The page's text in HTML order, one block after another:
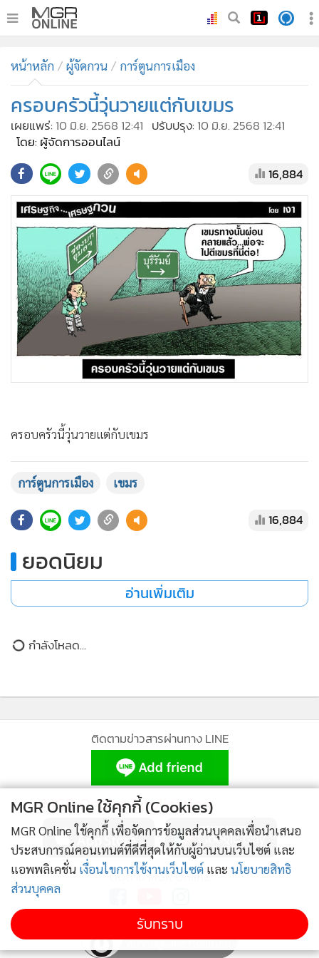
ทันเหตุการณ์
• ภาคใต้
• ภูมิภาค
Online Section
• บันเทิง
• ผู้จัดการรายวัน
คอลัมนิสต์
ละคร
CbizReview
Cyber BIZ
ผู้จัดกวน
Good health & Well-being
Green Innovation & SD
Management & HR
• MGR Live
• การเมือง
กีฬา
ต่างประเทศ
• Special Scoop
จีน
• ชุมชน-คุณภาพชีวิต
• อาชญากรรม
• เกม
• SMEs
• หุ้น
• Celeb Online
• Factcheck
• ญี่ปุ่น
• News1
• Gotomanager
หน้าหลัก ผู้จัดกวน การ์ตูนการเมือง
ครอบครัวนี้วุ่นวายแต่กับเขมร
เผยแพร่: 10 มิ.ย. 2568 12:41 ปรับปรุง: 10 มิ.ย. 2568 12:41
โดย: ผู้จัดการออนไลน์
16,884
ครอบครัวนี้วุ่นวายแต่กับเขมร
การ์ตูนการเมือง เขมร
16,884
ยอดนิยม
อ่านเพิ่มเติม
กำลังโหลด...
ติดตามข่าวสารผ่านทาง LINE
MGR Online Application
ติดตาม MGR Online
MGR Online ใช้คุกกี้ (Cookies)
MGR Online ใช้คุกกี้ เพื่อจัดการข้อมูลส่วนบุคคลเพื่อนำเสนอ
ประสบการณ์คอนเทนต์ที่ดีที่สุดให้กับผู้อ่านบนเว็บไซต์ และ
แอพพลิเคชั่น เงื่อนไขการใช้งานเว็บไซต์ และ นโยบายสิทธิ
ส่วนบุคคล
รับทราบ